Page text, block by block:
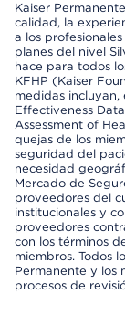
Kaiser
calidad, la
a los
planes del nivel
hace para todos
KFHP (Kaiser
medidas
Effectiveness
Assessment of
quejas de los
seguridad del
necesidad
Mercado de
proveedores del
institucionales y
proveedores
con los términos
miembros. Todos
Permanente y los
procesos de